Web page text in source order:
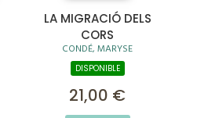
LA MIGRACIÓ DELS
CORS
CONDÉ, MARYSE
DISPONIBLE
21,00 €